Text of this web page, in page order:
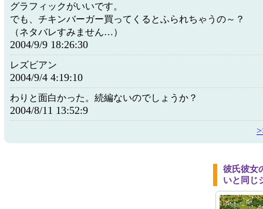
グラフィックがいいです。
でも、チキンバーガー買ってくるとふられちゃうの～？
（ネタバレすみません…）
2004/9/9 18:26:30
レズビアン
2004/9/4 4:19:10
わりと面白かった。続編ないのでしょうか？
2004/8/11 13:52:9
彼氏彼女
いと同じ